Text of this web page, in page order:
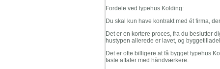
Fordele ved typehus Kolding:
Du skal kun have kontrakt med ét firma,
Det er en kortere proces, fra du beslutter
hustypen allerede er lavet, og
Det er ofte billigere at få bygget typehus
faste aftaler med håndværkere.